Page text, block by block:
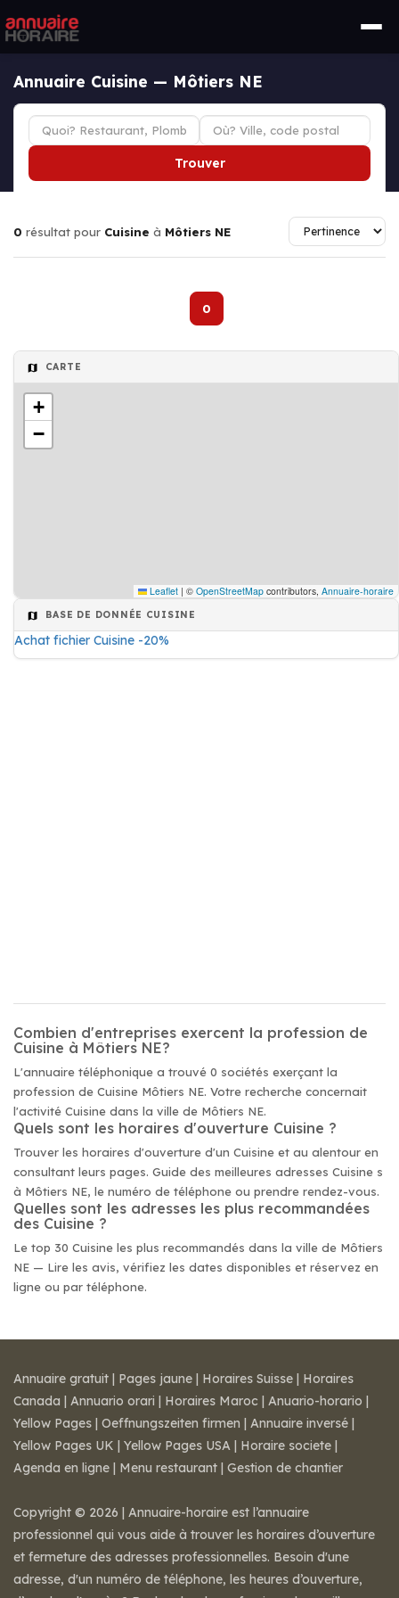
Annuaire Cuisine — Môtiers NE
Trouver
0 résultat pour Cuisine à Môtiers NE
0
CARTE
+
−
Leaflet | © OpenStreetMap contributors, Annuaire-horaire
BASE DE DONNÉE CUISINE
Achat fichier Cuisine -20%
Combien d'entreprises exercent la profession de
Cuisine à Môtiers NE?
L'annuaire téléphonique a trouvé 0 sociétés exerçant la
profession de Cuisine Môtiers NE. Votre recherche concernait
l'activité Cuisine dans la ville de Môtiers NE.
Quels sont les horaires d'ouverture Cuisine ?
Trouver les horaires d'ouverture d'un Cuisine et au alentour en
consultant leurs pages. Guide des meilleures adresses Cuisine s
à Môtiers NE, le numéro de téléphone ou prendre rendez-vous.
Quelles sont les adresses les plus recommandées
des Cuisine ?
Le top 30 Cuisine les plus recommandés dans la ville de Môtiers
NE — Lire les avis, vérifiez les dates disponibles et réservez en
ligne ou par téléphone.
Annuaire gratuit | Pages jaune | Horaires Suisse | Horaires
Canada | Annuario orari | Horaires Maroc | Anuario-horario |
Yellow Pages | Oeffnungszeiten firmen | Annuaire inversé |
Yellow Pages UK | Yellow Pages USA | Horaire societe |
Agenda en ligne | Menu restaurant | Gestion de chantier
Copyright © 2026 | Annuaire-horaire est l’annuaire
professionnel qui vous aide à trouver les horaires d’ouverture
et fermeture des adresses professionnelles. Besoin d'une
adresse, d'un numéro de téléphone, les heures d’ouverture,